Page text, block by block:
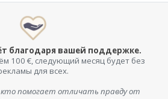
благодаря вашей поддержке.
100 €, следующий месяц будет без
для всех.
помогает отличать правду от